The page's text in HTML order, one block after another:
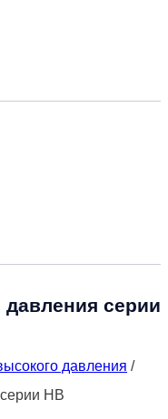
серии
давления /
HB